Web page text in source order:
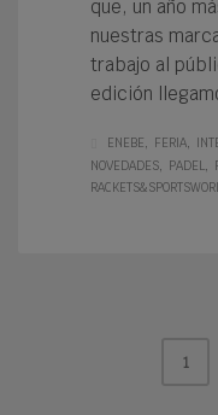
que, un año
nuestras
trabajo al
edición
ENEBE FERIA
NOVEDADES
PADEL
1